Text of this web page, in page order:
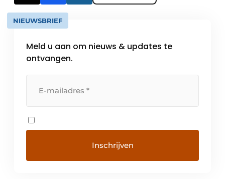
NIEUWSBRIEF
Meld u aan om nieuws & updates te
ontvangen.